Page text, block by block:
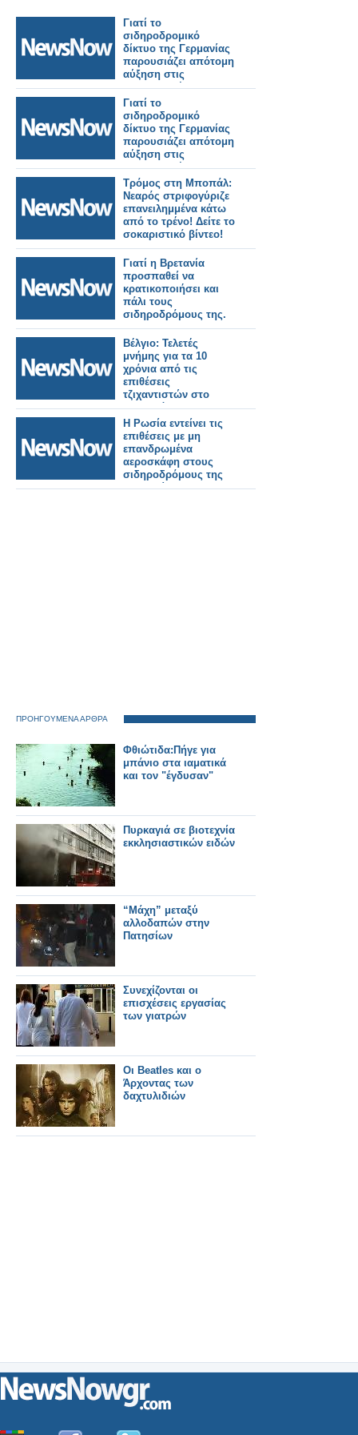
Γιατί το
σιδηροδρομικό
δίκτυο της Γερμανίας
παρουσιάζει απότομη
αύξηση στις
εγκληματικές
επιθέσεις.
Γιατί το
σιδηροδρομικό
δίκτυο της Γερμανίας
παρουσιάζει απότομη
αύξηση στις
εγκληματικές
επιθέσεις.
Τρόμος στη Μποπάλ:
Νεαρός στριφογύριζε
επανειλημμένα κάτω
από το τρένο! Δείτε το
σοκαριστικό βίντεο!
Γιατί η Βρετανία
προσπαθεί να
κρατικοποιήσει και
πάλι τους
σιδηροδρόμους της.
Βέλγιο: Τελετές
μνήμης για τα 10
χρόνια από τις
επιθέσεις
τζιχαντιστών στο
αεροδρόμιο και
σταθμό του μετρό των
Βρυξελλών
Η Ρωσία εντείνει τις
επιθέσεις με μη
επανδρωμένα
αεροσκάφη στους
σιδηροδρόμους της
Ουκρανίας
ΠΡΟΗΓΟΥΜΕΝΑ ΑΡΘΡΑ
Φθιώτιδα:Πήγε για
μπάνιο στα ιαματικά
και τον "έγδυσαν"
Πυρκαγιά σε βιοτεχνία
εκκλησιαστικών ειδών
“Μάχη” μεταξύ
αλλοδαπών στην
Πατησίων
Συνεχίζονται οι
επισχέσεις εργασίας
των γιατρών
Οι Beatles και ο
Άρχοντας των
δαχτυλιδιών